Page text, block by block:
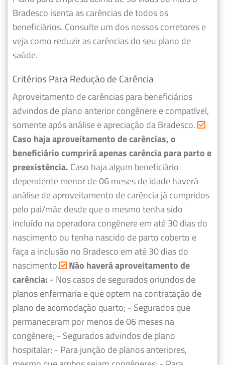
Bradesco isenta as carências de todos os
beneficiários. Consulte um dos nossos corretores e
veja como reduzir as carências do seu plano de
saúde.
Critérios Para Redução de Carência
Aproveitamento de carências para beneficiários
advindos de plano anterior congênere e compatível,
somente após análise e apreciação da Bradesco.
Caso haja aproveitamento de carências, o
beneficiário cumprirá apenas carência para parto e
preexistência. Caso haja algum beneficiário
dependente menor de 06 meses de idade haverá
análise de aproveitamento de carência já cumpridos
pelo pai/mãe desde que o mesmo tenha sido
incluído na operadora congênere em até 30 dias do
nascimento ou tenha nascido de parto coberto e
faça a inclusão no Bradesco em até 30 dias do
nascimento. Não haverá aproveitamento de
carência: - Nos casos de segurados oriundos de
planos enfermaria e que optem na contratação de
plano de acomodação quarto; - Segurados que
permaneceram por menos de 06 meses na
congênere; - Segurados advindos de plano
hospitalar; - Para junção de planos anteriores,